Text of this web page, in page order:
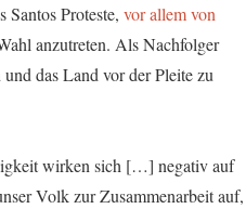
Santos Proteste, vor allem von
anzutreten. Als Nachfolger
das Land vor der Pleite zu
wirken sich […] negativ auf
Volk zur Zusammenarbeit auf,